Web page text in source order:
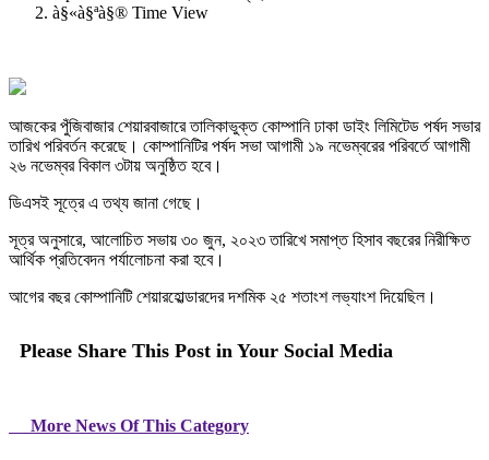
à§«à§ªà§® Time View
আজকের পুঁজিবাজার শেয়ারবাজারে তালিকাভুক্ত কোম্পানি ঢাকা ডাইং লিমিটেড পর্ষদ সভার
তারিখ পরিবর্তন করেছে। কোম্পানিটির পর্ষদ সভা আগামী ১৯ নভেম্বরের পরিবর্তে আগামী
২৬ নভেম্বর বিকাল ৩টায় অনুষ্ঠিত হবে।
ডিএসই সূত্রে এ তথ্য জানা গেছে।
সূত্র অনুসারে, আলোচিত সভায় ৩০ জুন, ২০২৩ তারিখে সমাপ্ত হিসাব বছরের নিরীক্ষিত
আর্থিক প্রতিবেদন পর্যালোচনা করা হবে।
আগের বছর কোম্পানিটি শেয়ারহোল্ডারদের দশমিক ২৫ শতাংশ লভ্যাংশ দিয়েছিল।
Please Share This Post in Your Social Media
More News Of This Category